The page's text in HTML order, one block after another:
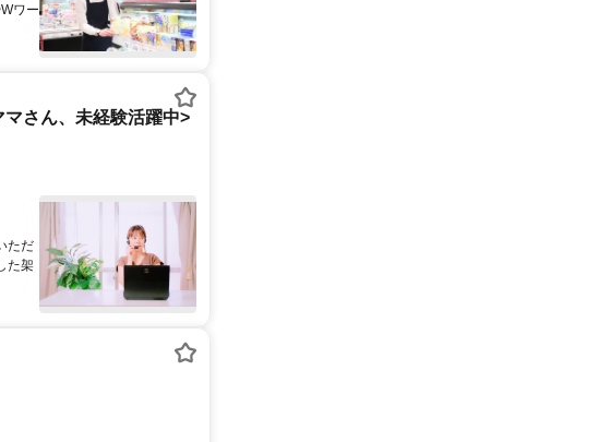
ワー
マさん、未経験活躍中>
ただ
た架